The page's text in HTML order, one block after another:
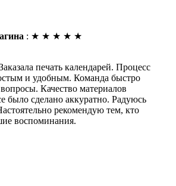
: ★ ★ ★ ★ ★
печать календарей. Процесс
и удобным. Команда быстро
Качество материалов
было сделано аккуратно. Радуюсь
рекомендую тем, кто
воспоминания.